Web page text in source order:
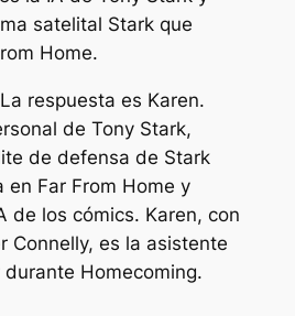
satelital Stark que
Home.
respuesta es Karen.
de Tony Stark,
de defensa de Stark
en Far From Home y
de los cómics. Karen, con
Connelly, es la asistente
Homecoming.